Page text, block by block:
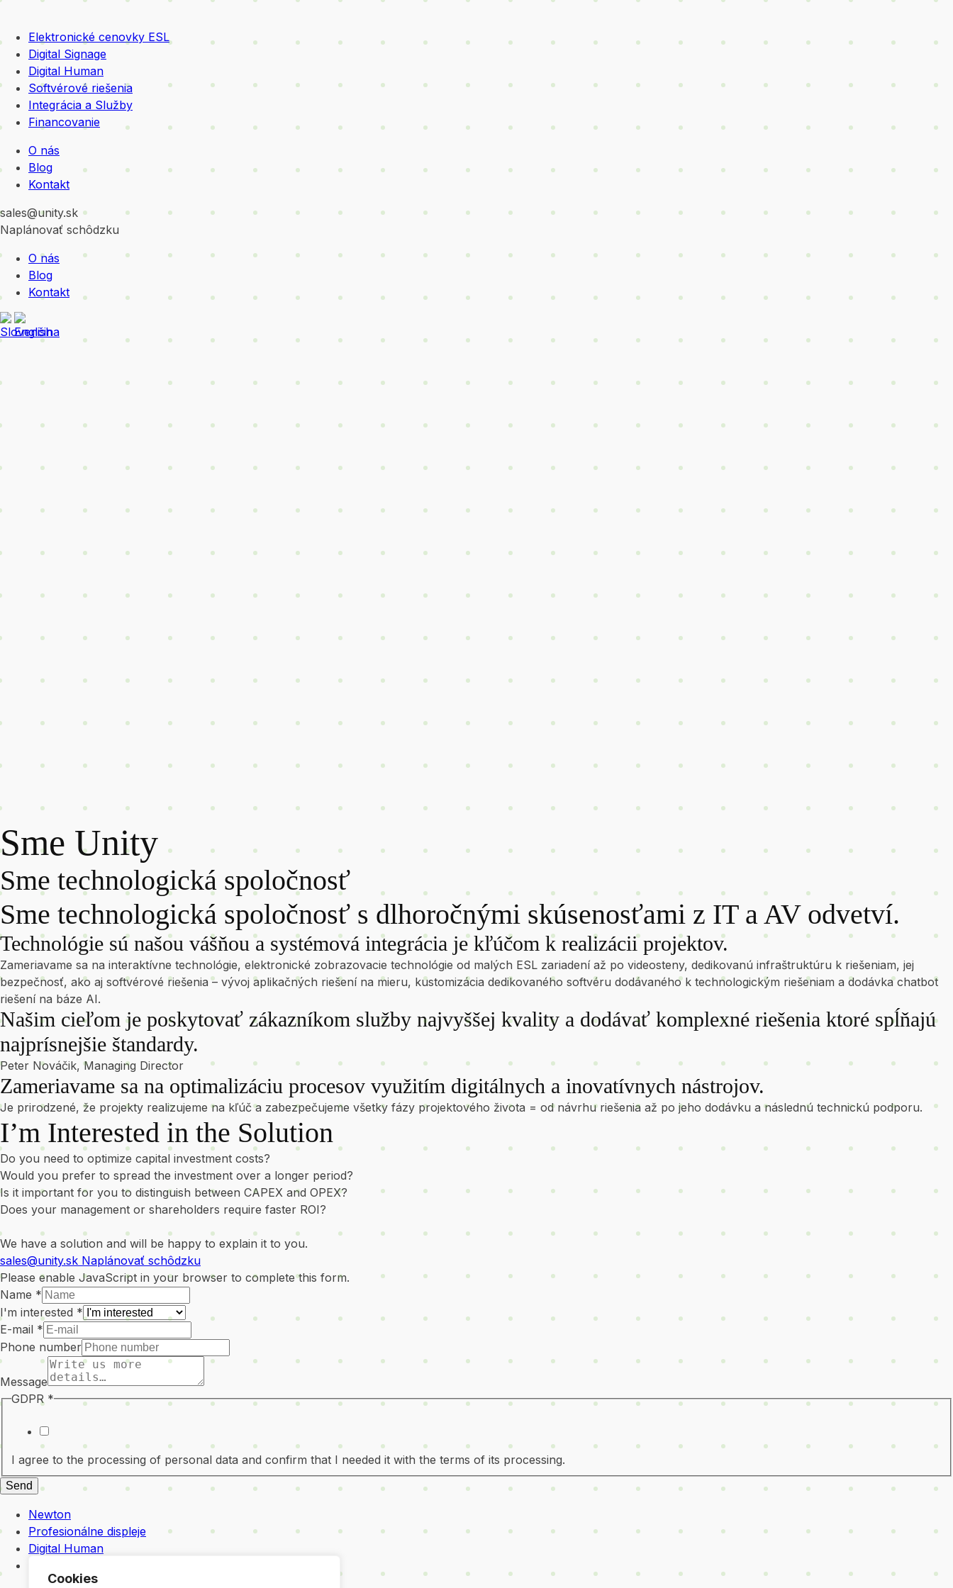
Cookies
Elektronické cenovky ESL
Digital Signage
Digital Human
Softvérové riešenia
Integrácia a Služby
Financovanie
O nás
Blog
Kontakt
sales@unity.sk
Naplánovať schôdzku
O nás
Blog
Kontakt
Sme Unity
Sme technologická spoločnosť
Sme technologická spoločnosť s dlhoročnými skúsenosťami z IT a AV odvetví.
Technológie sú našou vášňou a systémová integrácia je kľúčom k realizácii projektov.
Zameriavame sa na interaktívne technológie, elektronické zobrazovacie technológie od malých ESL zariadení až po videosteny, dedikovanú infraštruktúru k riešeniam, jej
bezpečnosť, ako aj softvérové riešenia – vývoj aplikačných riešení na mieru, kustomizácia dedikovaného softvéru dodávaného k technologickým riešeniam a dodávka chatbot
riešení na báze AI.
Našim cieľom je poskytovať zákazníkom služby najvyššej kvality a dodávať komplexné riešenia ktoré spĺňajú
najprísnejšie štandardy.
Peter Nováčik, Managing Director
Zameriavame sa na optimalizáciu procesov využitím digitálnych a inovatívnych nástrojov.
Je prirodzené, že projekty realizujeme na kľúč a zabezpečujeme všetky fázy projektového života = od návrhu riešenia až po jeho dodávku a následnú technickú podporu.
I’m Interested in the Solution
Do you need to optimize capital investment costs?
Would you prefer to spread the investment over a longer period?
Is it important for you to distinguish between CAPEX and OPEX?
Does your management or shareholders require faster ROI?
We have a solution and will be happy to explain it to you.
sales@unity.sk Naplánovať schôdzku
Please enable JavaScript in your browser to complete this form.
Name *
I'm interested *
E-mail *
Phone number
Message
GDPR *
I agree to the processing of personal data and confirm that I needed it with the terms of its processing.
Send
Newton
Profesionálne displeje
Digital Human